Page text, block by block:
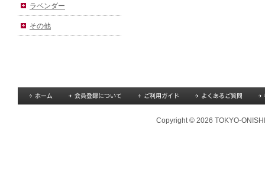
ラベンダー
その他
Copyright © 2026 TOKYO-